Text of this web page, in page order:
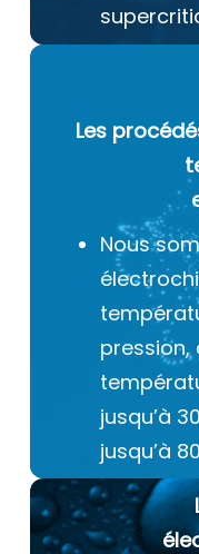
Les
Nous
pression,
jusqu’à
jusqu’à